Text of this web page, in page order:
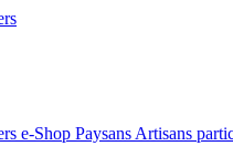
e-Shop Paysans Artisans